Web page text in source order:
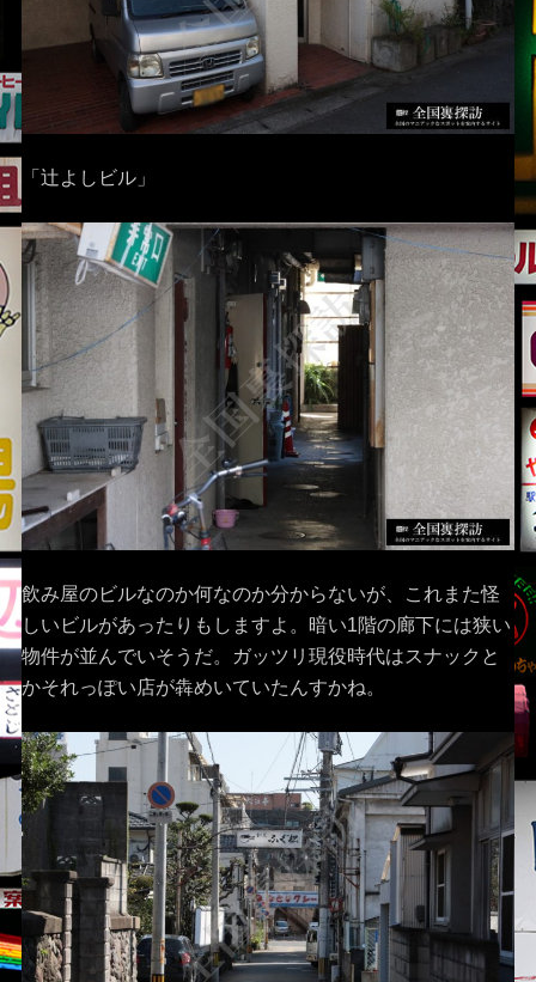
「辻よしビル」
飲み屋のビルなのか何なのか分からないが、これまた怪
しいビルがあったりもしますよ。暗い1階の廊下には狭い
物件が並んでいそうだ。ガッツリ現役時代はスナックと
かそれっぽい店が犇めいていたんすかね。